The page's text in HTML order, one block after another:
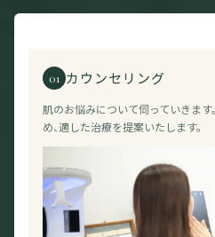
01 カウンセリング
肌のお悩みについて伺っていきます
め、適した治療を提案いたします。